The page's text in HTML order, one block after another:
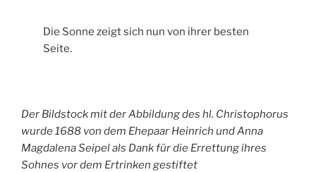
Die Sonne zeigt sich nun von ihrer besten
Seite.
Der Bildstock mit der Abbildung des hl. Christophorus
wurde 1688 von dem Ehepaar Heinrich und Anna
Magdalena Seipel als Dank für die Errettung ihres
Sohnes vor dem Ertrinken gestiftet